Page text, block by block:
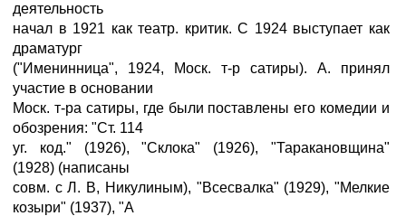
деятельность
начал в 1921 как театр. критик. С 1924 выступает как
драматург
("Именинница", 1924, Моск. т-р сатиры). А. принял
участие в основании
Моск. т-ра сатиры, где были поставлены его комедии и
обозрения: "Ст. 114
уг. код." (1926), "Склока" (1926), "Таракановщина"
(1928) (написаны
совм. с Л. В, Никулиным), "Всесвалка" (1929), "Мелкие
козыри" (1937), "А